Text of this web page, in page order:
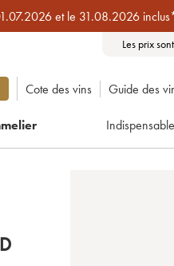
et le 31.08.2026
Les prix
Cote des vins Guide des